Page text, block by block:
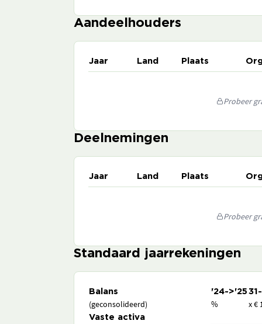
Aandeelhouders
Jaar Land Plaats
Probeer
Deelnemingen
Jaar Land Plaats
Probeer
Standaard jaarrekeningen
Balans '24->'25
(geconsolideerd) % x €
Vaste activa